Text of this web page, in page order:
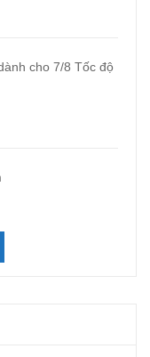
cho 7/8 Tốc độ